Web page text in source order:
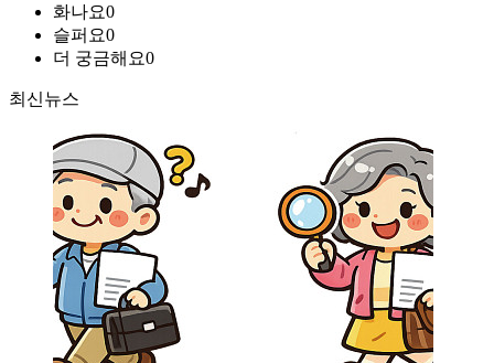
화나요0
슬퍼요0
더 궁금해요0
최신뉴스